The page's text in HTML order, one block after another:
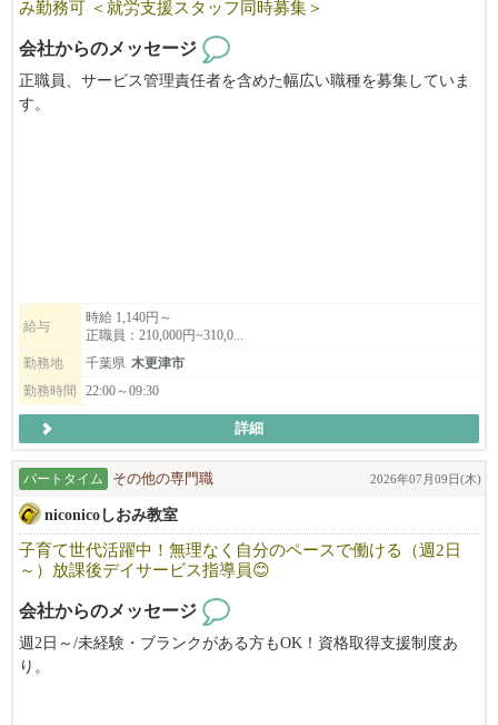
み勤務可 ＜就労支援スタッフ同時募集＞
会社からのメッセージ
正職員、サービス管理責任者を含めた幅広い職種を募集していま
す。
・新しい会社ならではの環境と人間関係に惹かれる方
給与
時給 1,140円～
正職員：210,000円~310,0...
勤務地
千葉県 木更津市
勤務時間
22:00～09:30
詳細
パートタイム その他の専門職 2026年07月09日(木)
niconicoしおみ教室
子育て世代活躍中！無理なく自分のペースで働ける（週2日
～）放課後デイサービス指導員😊
会社からのメッセージ
週2日～/未経験・ブランクがある方もOK！資格取得支援制度あ
り。